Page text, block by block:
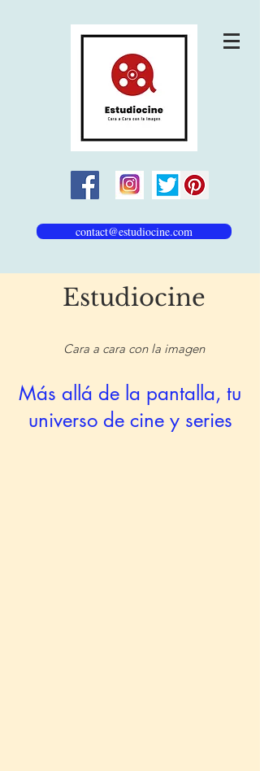
contact@estudiocine.com
Estudiocine
Cara a cara con la imagen
Más allá de la pantalla, tu
universo de cine y series